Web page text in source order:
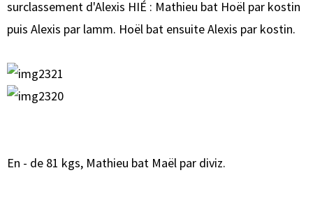
surclassement d'Alexis HIÉ : Mathieu bat Hoël par kostin
puis Alexis par lamm. Hoël bat ensuite Alexis par kostin.
En - de 81 kgs, Mathieu bat Maël par diviz.